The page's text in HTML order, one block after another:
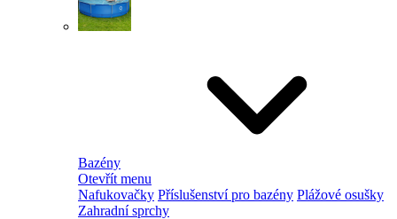
Bazény
Otevřít menu
Nafukovačky Příslušenství pro bazény Plážové osušky
Zahradní sprchy